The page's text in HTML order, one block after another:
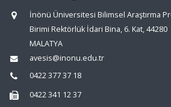
İnönü Üniversitesi Bilimsel Araştırma
Birimi Rektörlük İdari Bina, 6. Kat, 44280
MALATYA
avesis@inonu.edu.tr
0422 377 37 18
0422 341 12 37